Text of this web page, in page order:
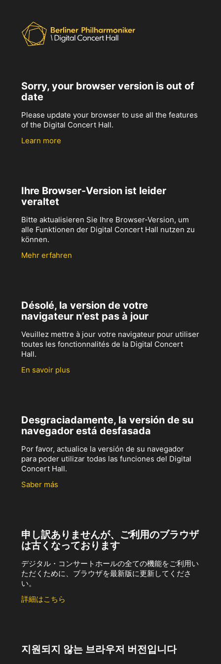
Sorry, your browser version is out of
date
Please update your browser to use all the features
of the Digital Concert Hall.
Learn more
Ihre Browser-Version ist leider
veraltet
Bitte aktualisieren Sie Ihre Browser-Version, um
alle Funktionen der Digital Concert Hall nutzen zu
können.
Mehr erfahren
Désolé, la version de votre
navigateur n’est pas à jour
Veuillez mettre à jour votre navigateur pour utiliser
toutes les fonctionnalités de la Digital Concert
Hall.
En savoir plus
Desgraciadamente, la versión de su
navegador está desfasada
Por favor, actualice la versión de su navegador
para poder utilizar todas las funciones del Digital
Concert Hall.
Saber más
申し訳ありませんが、ご利用のブラウザ
は古くなっております
デジタル・コンサートホールの全ての機能をご利用い
ただくために、ブラウザを最新版に更新してくださ
い。
詳細はこちら
지원되지 않는 브라우저 버전입니다